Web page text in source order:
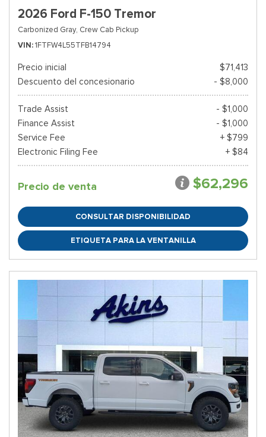
2026 Ford F-150 Tremor
Carbonized Gray, Crew Cab Pickup
VIN 1FTFW4L55TFB14794
Precio inicial
$71,413
Descuento del concesionario
- $8,000
Trade Assist
- $1,000
Finance Assist
- $1,000
Service Fee
+ $799
Electronic Filing Fee
+ $84
Precio de venta $62,296
CONSULTAR DISPONIBILIDAD
ETIQUETA PARA LA VENTANILLA